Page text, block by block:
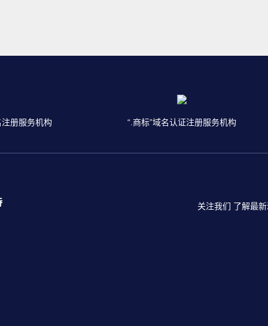
册服务机构 “.商标”域名认证注册服务机构
关注我们 了解最